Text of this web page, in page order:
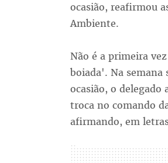
ocasião, reafirmou
Ambiente.
Não é a primeira
boiada'. Na semana
ocasião, o delegado
troca no comando
afirmando, em